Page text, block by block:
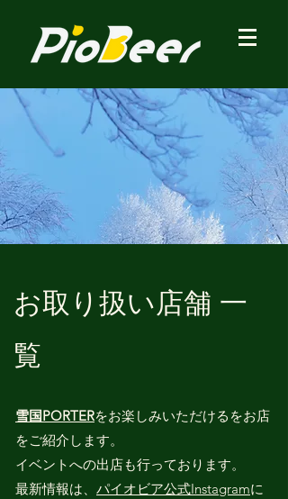
お取り扱い店舗 一
覧
雪国PORTERをお楽しみいただけるをお店
をご紹介します。
イベントへの出店も行っております。
最新情報は、 パイオビア公式Instagramに